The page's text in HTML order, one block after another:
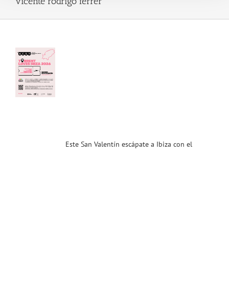
Este San Valentín escápate a Ibiza con el